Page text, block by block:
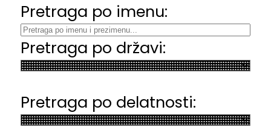
Pretraga po imenu:
Pretraga po državi:
Pretraga po delatnosti: